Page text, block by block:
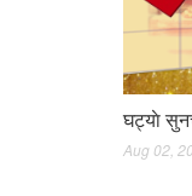
घट्याे
Aug 02,